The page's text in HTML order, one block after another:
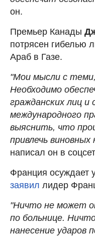
он.
Премьер Канады
потрясен гибелью
Араб в Газе.
"Мои мысли с
Необходимо
гражданских лиц и
международного
выяснить, что
привлечь
написал он в
Франция осуждает
заявил лидер
"Ничто не может
по больнице.
нанесение ударов